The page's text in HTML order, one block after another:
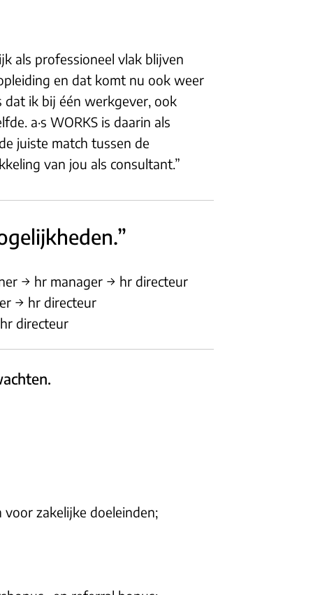
als professioneel vlak blijven
en dat komt nu ook weer
ik bij één werkgever, ook
a·s WORKS is daarin als
juiste match tussen de
van jou als consultant.”
→ hr manager → hr directeur
→ hr directeur
directeur
zakelijke doeleinden;